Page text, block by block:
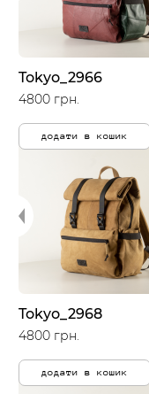
Tokyo_2966
4800 грн.
додати в кошик
Tokyo_2968
4800 грн.
додати в кошик